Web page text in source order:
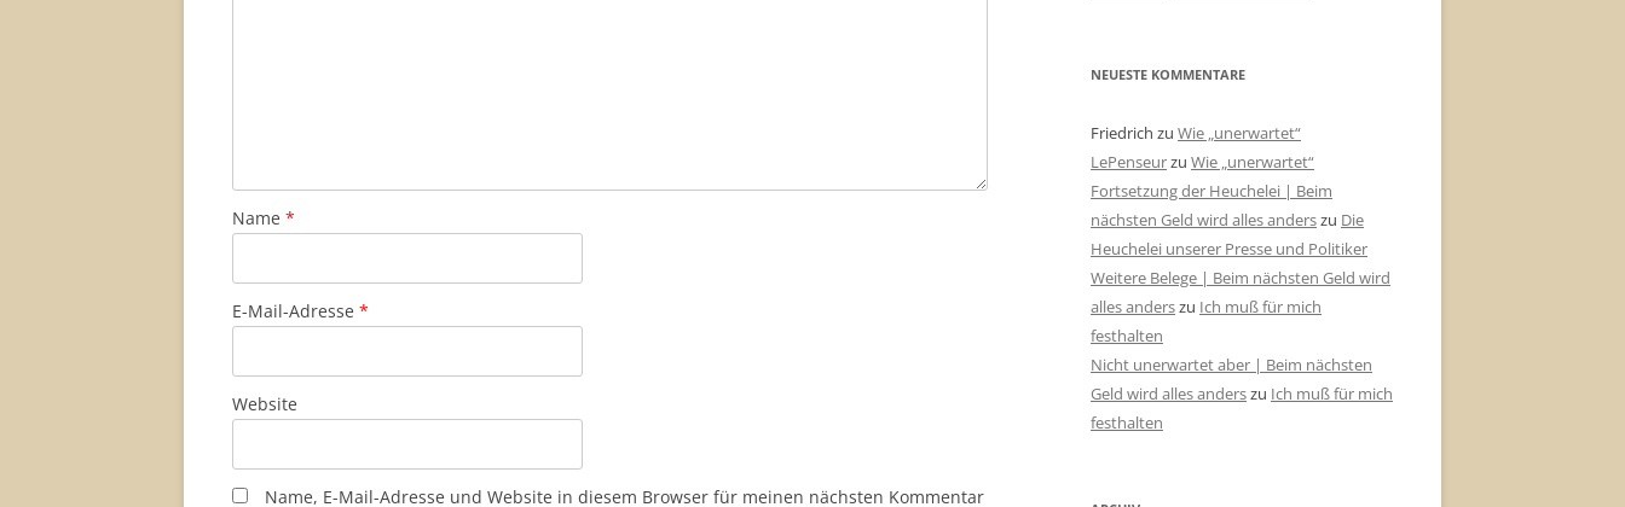
Name *
E-Mail-Adresse *
Website
Name, E-Mail-Adresse und Website in diesem Browser für meinen nächsten Kommentar
NEUESTE KOMMENTARE
Friedrich zu Wie „unerwartet“
LePenseurzu Wie „unerwartet“
Fortsetzung der Heuchelei | Beim
nächsten Geld wird alles anderszu Die
Heuchelei unserer Presse und Politiker
Weitere Belege | Beim nächsten Geld wird
alles anderszu Ich muß für mich
festhalten
Nicht unerwartet aber | Beim nächsten
Geld wird alles anderszu Ich muß für mich
festhalten